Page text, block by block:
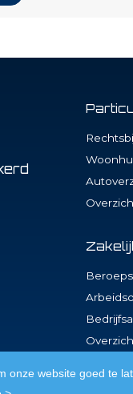
onze website goed te